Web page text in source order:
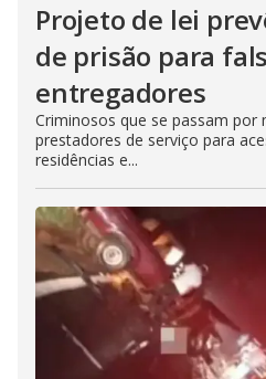
Projeto de lei
de prisão para
entregadores
Criminosos que se passam
prestadores de serviço para
residências e...